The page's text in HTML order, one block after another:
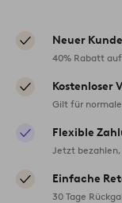
Neuer
40% Rabatt
Kostenloser
Gilt für
Flexible
Jetzt
Einfache
30 Tage